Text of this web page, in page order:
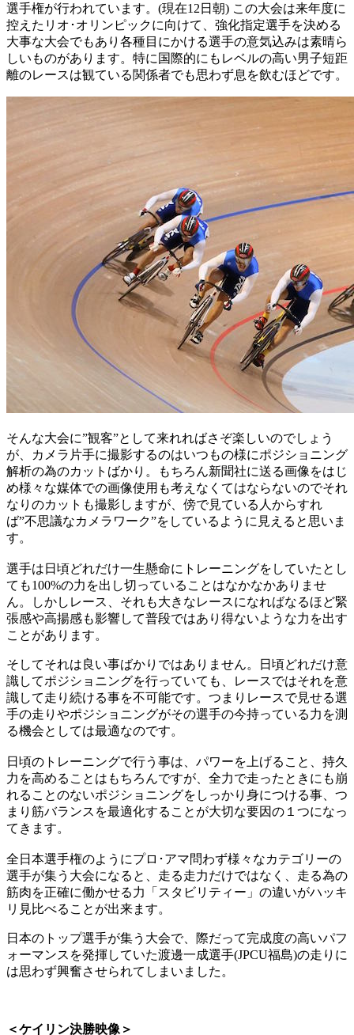
選手権が行われています。(現在12日朝) この大会は来年度に
控えたリオ･オリンピックに向けて、強化指定選手を決める
大事な大会でもあり各種目にかける選手の意気込みは素晴ら
しいものがあります。特に国際的にもレベルの高い男子短距
離のレースは観ている関係者でも思わず息を飲むほどです。
そんな大会に”観客”として来れればさぞ楽しいのでしょう
が、カメラ片手に撮影するのはいつもの様にポジショニング
解析の為のカットばかり。もちろん新聞社に送る画像をはじ
め様々な媒体での画像使用も考えなくてはならないのでそれ
なりのカットも撮影しますが、傍で見ている人からすれ
ば”不思議なカメラワーク”をしているように見えると思いま
す。
選手は日頃どれだけ一生懸命にトレーニングをしていたとし
ても100%の力を出し切っていることはなかなかありませ
ん。しかしレース、それも大きなレースになればなるほど緊
張感や高揚感も影響して普段ではあり得ないような力を出す
ことがあります。
そしてそれは良い事ばかりではありません。日頃どれだけ意
識してポジショニングを行っていても、レースではそれを意
識して走り続ける事を不可能です。つまりレースで見せる選
手の走りやポジショニングがその選手の今持っている力を測
る機会としては最適なのです。
日頃のトレーニングで行う事は、パワーを上げること、持久
力を高めることはもちろんですが、全力で走ったときにも崩
れることのないポジショニングをしっかり身につける事、つ
まり筋バランスを最適化することが大切な要因の１つになっ
てきます。
全日本選手権のようにプロ･アマ問わず様々なカテゴリーの
選手が集う大会になると、走る走力だけではなく、走る為の
筋肉を正確に働かせる力「スタビリティー」の違いがハッキ
リ見比べることが出来ます。
日本のトップ選手が集う大会で、際だって完成度の高いパフ
ォーマンスを発揮していた渡邊一成選手(JPCU福島)の走りに
は思わず興奮させられてしまいました。
＜ケイリン決勝映像＞